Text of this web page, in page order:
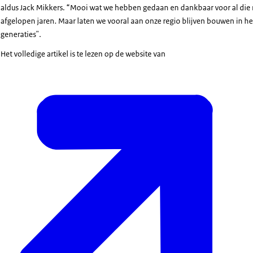
aldus Jack Mikkers. “Mooi wat we hebben gedaan en dankbaar voor al
afgelopen jaren. Maar laten we vooral aan onze regio blijven bouwen in
generaties".
Het volledige artikel is te lezen op de website van